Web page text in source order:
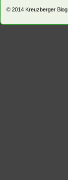
© 2014 Kreuzberger Blog